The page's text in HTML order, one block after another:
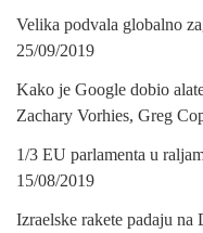
Velika podvala globalno
25/09/2019
Kako je Google dobio
Zachary Vorhies, Greg
1/3 EU parlamenta u
15/08/2019
Izraelske rakete padaju